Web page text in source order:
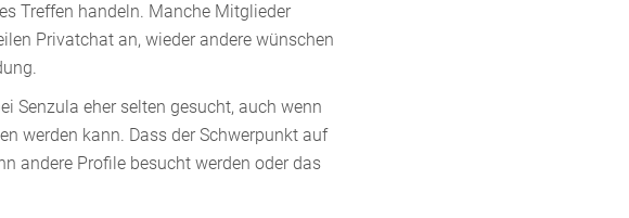
Treffen handeln. Manche Mitglieder
Privatchat an, wieder andere wünschen
Senzula eher selten gesucht, auch wenn
werden kann. Dass der Schwerpunkt auf
andere Profile besucht werden oder das